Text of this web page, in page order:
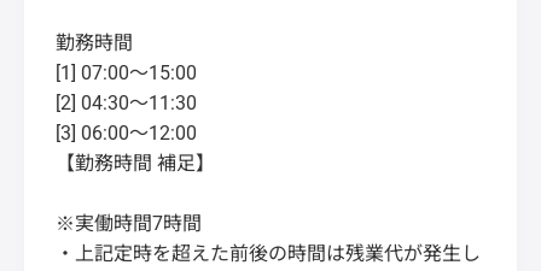
勤務時間
[1] 07:00～15:00
[2] 04:30～11:30
[3] 06:00～12:00
【勤務時間 補足】
※実働時間7時間
・上記定時を超えた前後の時間は残業代が発生し